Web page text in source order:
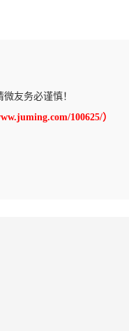
友务必谨慎！
100625/）